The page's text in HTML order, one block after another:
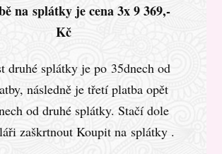
na splátky je cena 3x 9 369,-
Kč
druhé splátky je po 35dnech od
následně je třetí platba opět
od druhé splátky. Stačí dole
zaškrtnout Koupit na splátky .